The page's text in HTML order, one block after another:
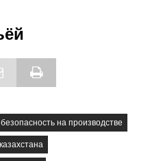
безопасность на производстве